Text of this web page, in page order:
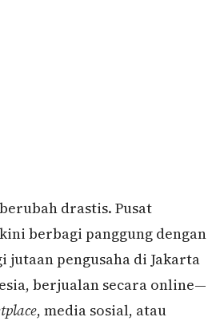
drastis. Pusat
berbagi panggung dengan
jutaan pengusaha di Jakarta
berjualan secara online—
, media sosial, atau